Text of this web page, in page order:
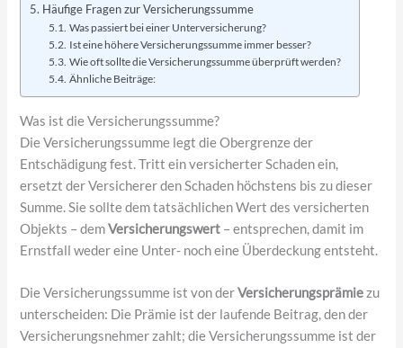
Häufige Fragen zur Versicherungssumme
Was passiert bei einer Unterversicherung?
Ist eine höhere Versicherungssumme immer besser?
Wie oft sollte die Versicherungssumme überprüft werden?
Ähnliche Beiträge:
Was ist die Versicherungssumme?
Die Versicherungssumme legt die Obergrenze der
Entschädigung fest. Tritt ein versicherter Schaden ein,
ersetzt der Versicherer den Schaden höchstens bis zu dieser
Summe. Sie sollte dem tatsächlichen Wert des versicherten
Objekts – demVersicherungswert – entsprechen, damit im
Ernstfall weder eine Unter- noch eine Überdeckung entsteht.
Die Versicherungssumme ist von derVersicherungsprämiezu
unterscheiden: Die Prämie ist der laufende Beitrag, den der
Versicherungsnehmer zahlt; die Versicherungssumme ist der